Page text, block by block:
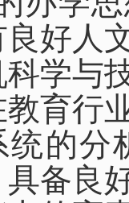
良好人
科学与
教育行
统的分
具备良